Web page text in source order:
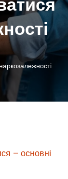
– основні